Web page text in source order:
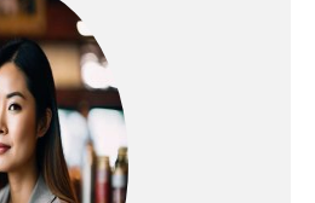
main confortable
lorsque vous
utilisez cette poêle
wok. PRÉ-
ASSAISONNÉ :
Notre vrai wok
asiatique est pré-
assaisonné à haute